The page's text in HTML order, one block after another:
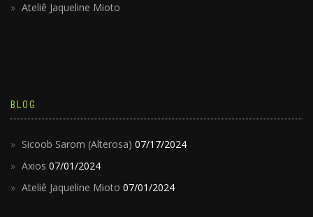
Ateliê Jaqueline Mioto
BLOG
Sicoob Sarom (Alterosa) 07/17/2024
Axios 07/01/2024
Ateliê Jaqueline Mioto 07/01/2024